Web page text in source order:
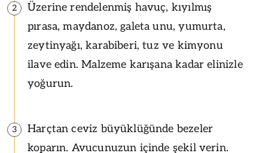
2
Üzerine rendelenmiş havuç, kıyılmış
pırasa, maydanoz, galeta unu, yumurta,
zeytinyağı, karabiberi, tuz ve kimyonu
ilave edin. Malzeme karışana kadar elinizle
yoğurun.
3
Harçtan ceviz büyüklüğünde bezeler
koparın. Avucunuzun içinde şekil verin.